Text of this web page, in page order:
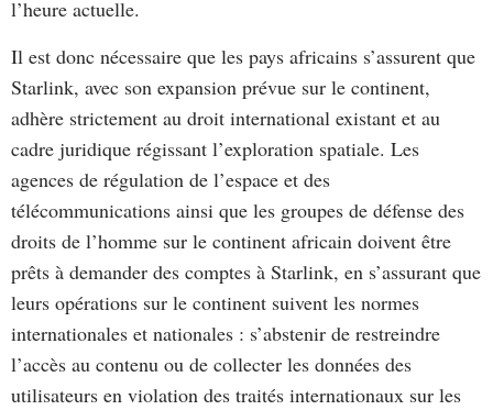
l’heure actuelle.
Il est donc nécessaire que les pays africains s’assurent que
Starlink, avec son expansion prévue sur le continent,
adhère strictement au droit international existant et au
cadre juridique régissant l’exploration spatiale. Les
agences de régulation de l’espace et des
télécommunications ainsi que les groupes de défense des
droits de l’homme sur le continent africain doivent être
prêts à demander des comptes à Starlink, en s’assurant que
leurs opérations sur le continent suivent les normes
internationales et nationales : s’abstenir de restreindre
l’accès au contenu ou de collecter les données des
utilisateurs en violation des traités internationaux sur les